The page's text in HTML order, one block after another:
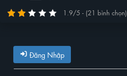
Tập 8 Tập 7
1.9/5 - (21 bình chọn)
Đăng Nhập